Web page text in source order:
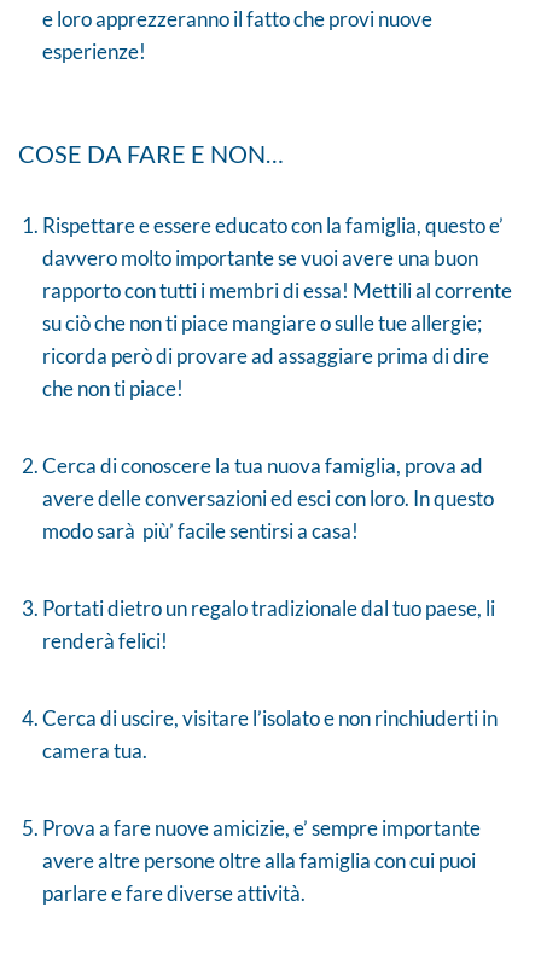
e loro apprezzeranno il fatto che provi nuove
esperienze!
COSE DA FARE E NON…
Rispettare e essere educato con la famiglia, questo e’
davvero molto importante se vuoi avere una buon
rapporto con tutti i membri di essa! Mettili al corrente
su ciò che non ti piace mangiare o sulle tue allergie;
ricorda però di provare ad assaggiare prima di dire
che non ti piace!
Cerca di conoscere la tua nuova famiglia, prova ad
avere delle conversazioni ed esci con loro. In questo
modo sarà più’ facile sentirsi a casa!
Portati dietro un regalo tradizionale dal tuo paese, li
renderà felici!
Cerca di uscire, visitare l’isolato e non rinchiuderti in
camera tua.
Prova a fare nuove amicizie, e’ sempre importante
avere altre persone oltre alla famiglia con cui puoi
parlare e fare diverse attività.